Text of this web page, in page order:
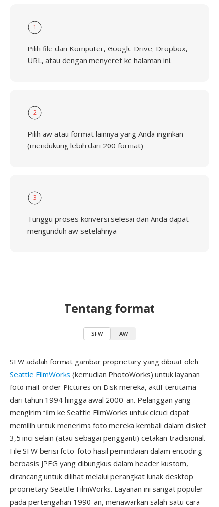
1
Pilih file dari Komputer, Google Drive, Dropbox,
URL, atau dengan menyeret ke halaman ini.
2
Pilih aw atau format lainnya yang Anda inginkan
(mendukung lebih dari 200 format)
3
Tunggu proses konversi selesai dan Anda dapat
mengunduh aw setelahnya
Tentang format
SFW AW
SFW adalah format gambar proprietary yang dibuat oleh
Seattle FilmWorks (kemudian PhotoWorks) untuk layanan
foto mail-order Pictures on Disk mereka, aktif terutama
dari tahun 1994 hingga awal 2000-an. Pelanggan yang
mengirim film ke Seattle FilmWorks untuk dicuci dapat
memilih untuk menerima foto mereka kembali dalam disket
3,5 inci selain (atau sebagai pengganti) cetakan tradisional.
File SFW berisi foto-foto hasil pemindaian dalam encoding
berbasis JPEG yang dibungkus dalam header kustom,
dirancang untuk dilihat melalui perangkat lunak desktop
proprietary Seattle FilmWorks. Layanan ini sangat populer
pada pertengahan 1990-an, menawarkan salah satu cara